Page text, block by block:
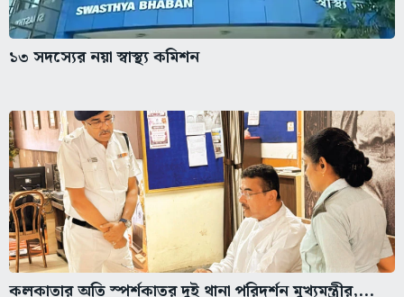
১৩ সদস্যের নয়া স্বাস্থ্য কমিশন
কলকাতার অতি স্পর্শকাতর দুই থানা পরিদর্শন মুখ্যমন্ত্রীর,...